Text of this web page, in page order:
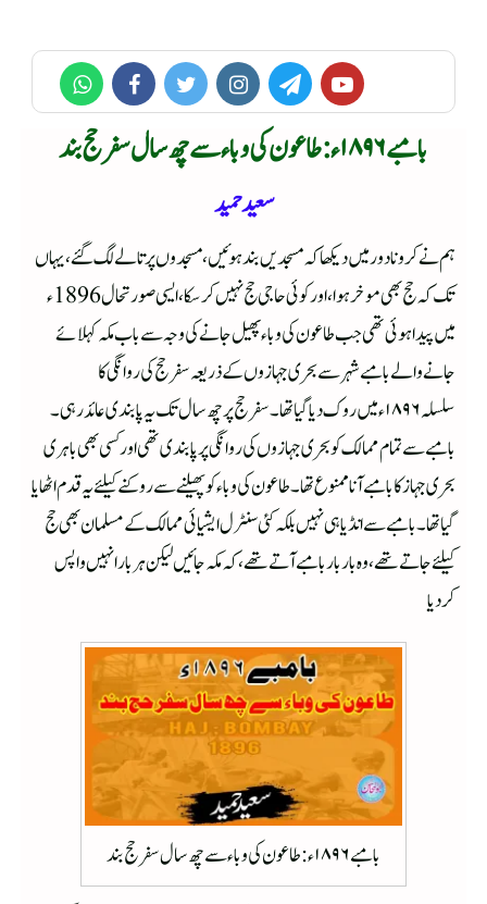
بامبے ۱۸۹۶ ء : طاعون کی وبا ء سے چھ سال سفر حج بند
سعید حمید
ہم نے کرونا دور میں دیکھا کہ مسجدیں بند ہوئیں ، مسجدوں پر تالے لگ گئے ، یہاں
تک کہ حج بھی موخر ہوا ، اور کوئی حاجی حج نہیں کرسکا ، ایسی صورتحال 1896 ء
میں پیدا ہوئی تھی جب طاعون کی وبا ء پھیل جانے کی وجہ سے باب مکہ کہلائے
جانے والے بامبے شہر سے بحری جہازوں کے ذریعہ سفرحج کی روانگی کا
سلسلہ ۱۸۹۶ ء میں روک دیا گیا تھا ۔ سفر حج پر چھ سال تک یہ پابندی عائد رہی ۔
بامبے سے تمام ممالک کو بحری جہازوں کی روانگی پر پابندی تھی اور کسی بھی باہری
بحری جہاز کا بامبے آنا ممنوع تھا ۔ طاعون کی وبا ء کو پھیلنے سے روکنے کیلئے یہ قدم اٹھایا
گیا تھا ۔ بامبے سے انڈیا ہی نہیں بلکہ کئی سنٹرل ایشیائی ممالک کے مسلمان بھی حج
کیلئے جاتے تھے ، وہ بار بار بامبے آتے تھے ، کہ مکہ جائیں لیکن ہر بار انہیں واپس
کردیا
بامبے ۱۸۹۶ ء : طاعون کی وبا ء سے چھ سال سفر حج بند